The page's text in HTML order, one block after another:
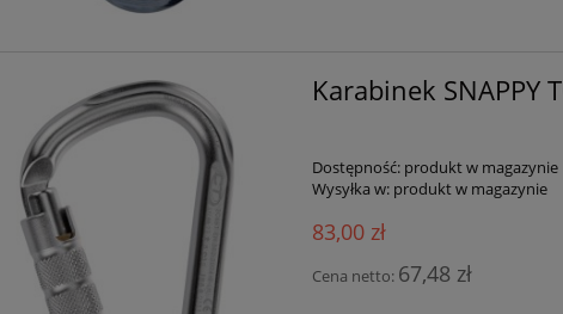
Karabinek SNAPPY
Dostępność: produkt w magazynie
Wysyłka w: produkt w magazynie
83,00 zł
Cena netto: 67,48 zł